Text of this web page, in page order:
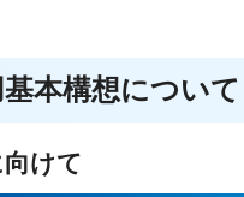
本構想について
けて